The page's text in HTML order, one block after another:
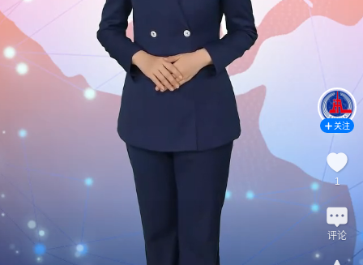
关注
1
评论